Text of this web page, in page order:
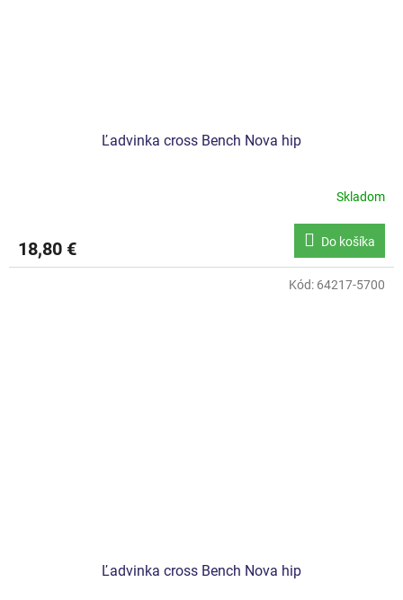
Ľadvinka cross Bench Nova hip
Skladom
18,80 € Do košíka
Ľadvinka cross Bench Nova hip
Kód: 64217-5700